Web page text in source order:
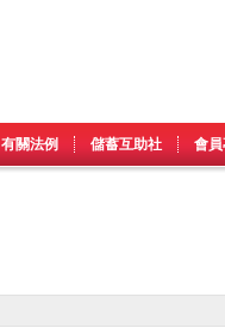
有關法例 儲蓄互助社 會